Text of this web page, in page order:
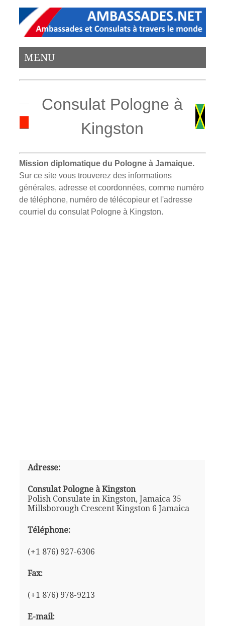
MENU
Consulat Pologne à
Kingston
Mission diplomatique du Pologne à Jamaique.
Sur ce site vous trouverez des informations
générales, adresse et coordonnées, comme numéro
de téléphone, numéro de télécopieur et l'adresse
courriel du consulat Pologne à Kingston.
Adresse:
Consulat Pologne à Kingston
Polish Consulate in Kingston, Jamaica 35
Millsborough Crescent Kingston 6 Jamaica
Téléphone:
(+1 876) 927-6306
Fax:
(+1 876) 978-9213
E-mail: